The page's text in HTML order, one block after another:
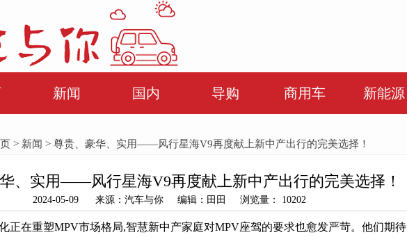
新闻 国内 导购 商用车 新能源
> 新闻 > 尊贵、豪华、实用——风行星海V9再度献上新中产出行的完美选择！
、实用——风行星海V9再度献上新中产出行的完美选择！
2024-05-09 来源：汽车与你 编辑：田田 浏览量： 10202
正在重塑MPV市场格局,智慧新中产家庭对MPV座驾的要求也愈发严苛。他们期待